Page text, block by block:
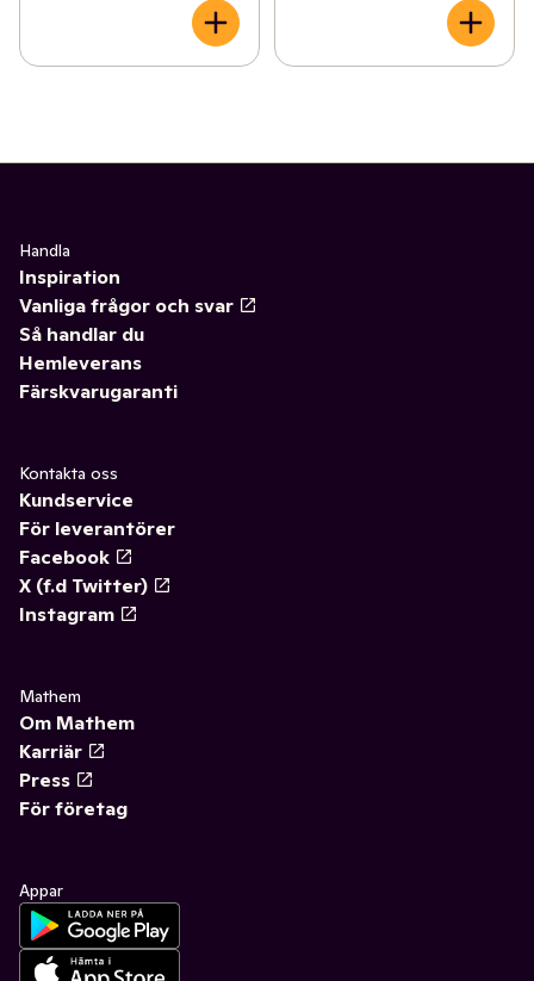
Handla
Inspiration
Vanliga frågor och svar
Så handlar du
Hemleverans
Färskvarugaranti
Kontakta oss
Kundservice
För leverantörer
Facebook
X (f.d Twitter)
Instagram
Mathem
Om Mathem
Karriär
Press
För företag
Appar